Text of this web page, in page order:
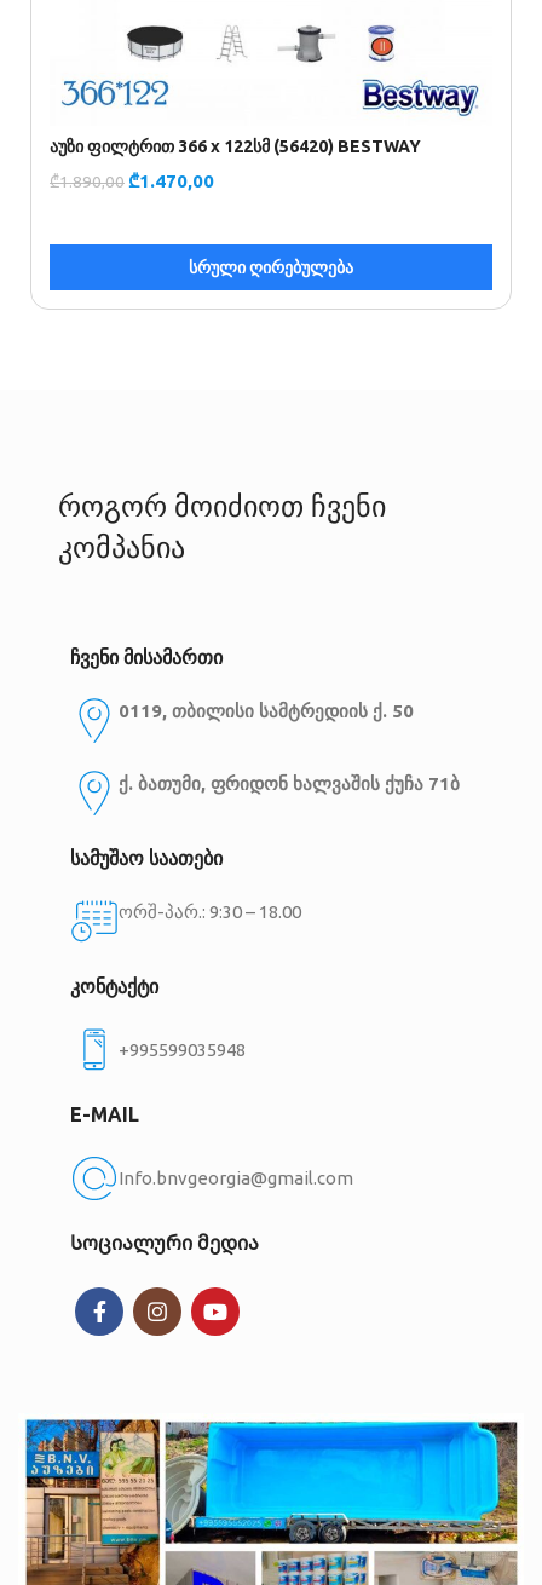
აუზი ფილტრით 366 x 122სმ (56420) BESTWAY
₾1.890,00₾1.470,00
სრული ღირებულება
როგორ მოიძიოთ ჩვენი
კომპანია
ჩვენი მისამართი
0119, თბილისი სამტრედიის ქ. 50
ქ. ბათუმი, ფრიდონ ხალვაშის ქუჩა 71ბ
სამუშაო საათები
ორშ-პარ.: 9:30 – 18.00
კონტაქტი
+995599035948
E-MAIL
Info.bnvgeorgia@gmail.com
Სოციალური მედია